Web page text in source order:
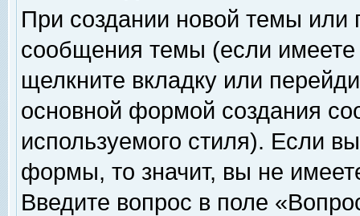
При создании новой темы или
сообщения темы (если
щелкните вкладку или
основной формой создания
используемого стиля). Если
формы, то значит, вы не
Введите вопрос в поле